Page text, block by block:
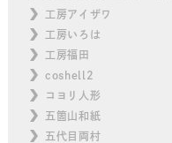
工房アイザワ
工房いろは
工房福田
coshell2
コヨリ人形
五箇山和紙
五代目両村